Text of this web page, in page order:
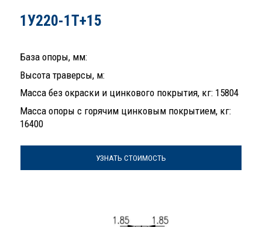
1У220-1Т+15
База опоры, мм:
Высота траверсы, м:
Масса без окраски и цинкового покрытия, кг: 15804
Масса опоры с горячим цинковым покрытием, кг:
16400
УЗНАТЬ СТОИМОСТЬ